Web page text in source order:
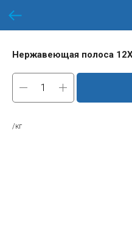
Нержавеющая полоса
/кг